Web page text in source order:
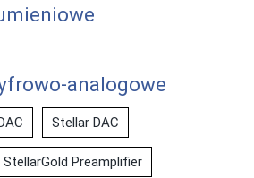
analogowe
Stellar DAC
StellarGold Preamplifier